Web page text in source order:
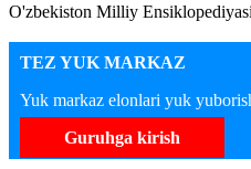
O'zbekiston Milliy Ensiklopediyasi
TEZ YUK MARKAZ
Yuk markaz elonlari yuk
Guruhga kirish